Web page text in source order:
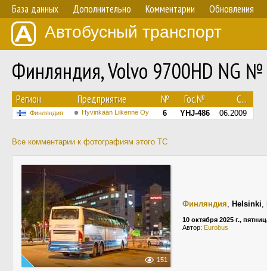
База данных Дополнительно Комментарии Обновления
Автобусный транспорт
Финляндия, Volvo 9700HD NG
Регион Предприятие № Гос.№ С...
Финляндия Hyvinkään Liikenne Oy 6 YHJ-486 06.2009
Все комментарии к фотографиям этого ТС
151
Финляндия, Helsinki,
10 октября 2025 г.,
Автор: Eurobus